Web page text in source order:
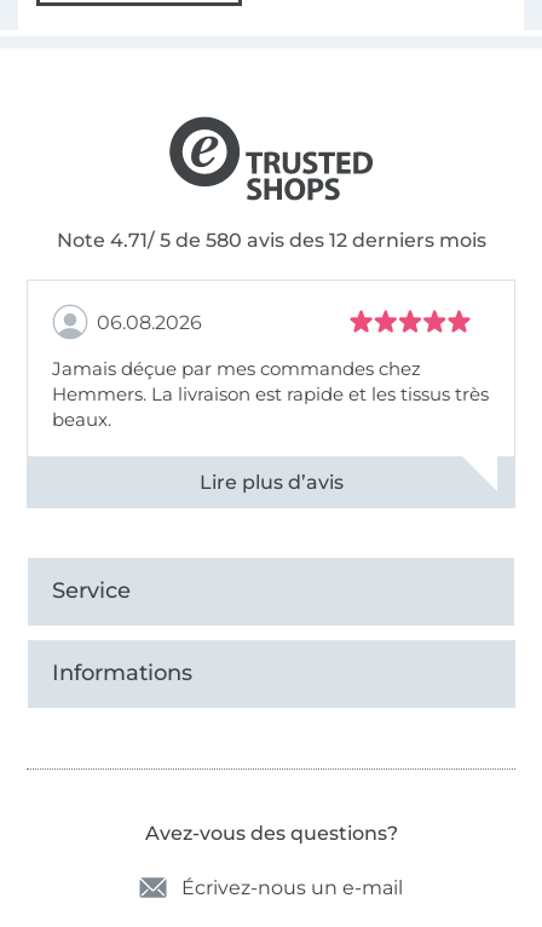
Note 4.71/ 5 de 580 avis des 12 derniers mois
06.08.2026
Jamais déçue par mes commandes chez
Hemmers. La livraison est rapide et les tissus très
beaux.
Voir tous les 11496 commentaires
Service
Informations
Avez-vous des questions?
Écrivez-nous un e-mail